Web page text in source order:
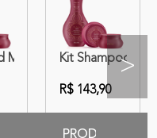
Egípcios300ml
Millenar Óleos Egípcios |
Kit Shampoo +
R$ 143,90
>